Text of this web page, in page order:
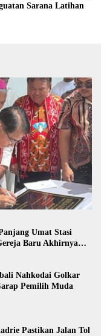
Sarana Latihan
Umat Stasi
Baru Akhirnya
Nahkodai Golkar
Pemilih Muda
Pastikan Jalan Tol